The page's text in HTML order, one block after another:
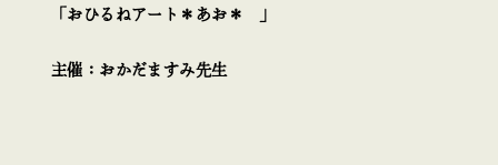
「おひるねアート＊あお＊ 」
主催：おかだますみ先生